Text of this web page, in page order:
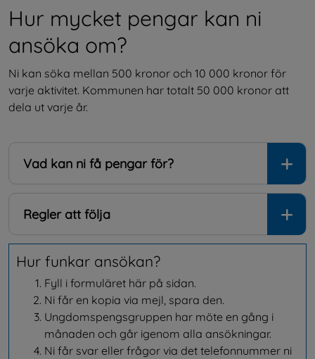
Hur mycket pengar kan ni
ansöka om?
Ni kan söka mellan 500 kronor och 10 000 kronor för
varje aktivitet. Kommunen har totalt 50 000 kronor att
dela ut varje år.
Vad kan ni få pengar för?
Regler att följa
Hur funkar ansökan?
Fyll i formuläret här på sidan.
Ni får en kopia via mejl, spara den.
Ungdomspengsgruppen har möte en gång i
månaden och går igenom alla ansökningar.
Ni får svar eller frågor via det telefonnummer ni